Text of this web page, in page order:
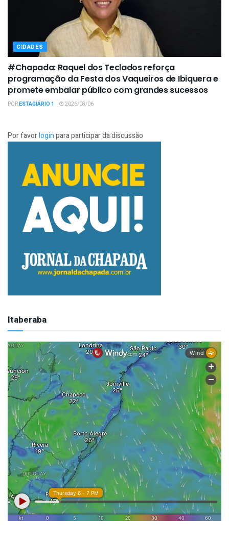
CIDADES
#Chapada: Raquel dos Teclados reforça
programação da Festa dos Vaqueiros de Ibiquera e
promete embalar público com grandes sucessos
PORESTAGIÁRIO 1 2026/08/06
Por favorloginpara participar da discussão
Itaberaba